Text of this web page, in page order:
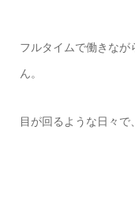
フルタイムで働きなが
ん。
目が回るような日々で